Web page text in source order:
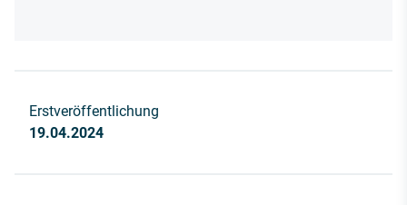
Erstveröffentlichung
19.04.2024